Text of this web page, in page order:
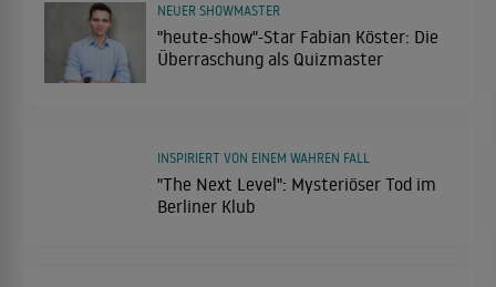
"heute-show"-Star Fabian Köster: Die
Überraschung als Quizmaster
NEUER SHOWMASTER
"The Next Level": Mysteriöser Tod im
Berliner Klub
INSPIRIERT VON EINEM WAHREN FALL